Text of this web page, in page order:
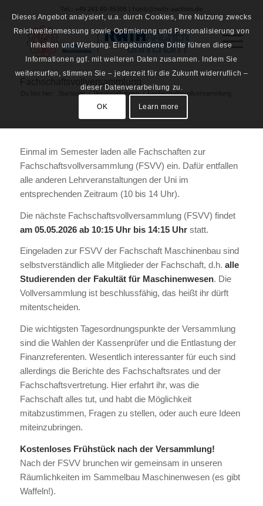
Startseite / Veranstaltungen / Fachschaftsvollversammlung
Einmal im Semester laden alle Fachschaften zur
Fachschaftsvollversammlung (FSVV) ein. Dafür entfallen
alle anderen Lehrveranstaltungen der Uni im
entsprechenden Zeitraum (10 bis 14 Uhr).
Die nächste Fachschaftsvollversammlung (FSVV) findet
am 05.05.2026 ab 10:15 Uhr bis 14:15 Uhr statt.
Eingeladen zur FSVV der Fachschaft Maschinenbau sind
selbstverständlich alle Mitglieder der Fachschaft, d.h. alle
Studierenden der Fakultät für Maschinenwesen. Die
Vollversammlung ist beschlussfähig, das heißt ihr dürft
mitentscheiden.
Die wichtigsten Tagesordnungspunkte der Versammlung
sind die Wahlen der Kassenprüfer und die Entlastung der
Finanzreferenten. Wesentlich interessanter für euch sind
allerdings die Berichte des Fachschaftsrates und der
Fachschaftsvertretung. Hier erfahrt ihr, was die
Fachschaft alles tut, und habt die Möglichkeit
mitabzustimmen, Fragen zu stellen, oder auch eure Ideen
miteinzubringen.
Kostenloses Frühstück nach der Versammlung!
Nach der FSVV brunchen wir gemeinsam in unseren
Räumlichkeiten im Sammelbau Maschinenwesen (es gibt
Waffeln!).
Dieses Angebot analysiert, u.a. durch Cookies, Ihre Nutzung zwecks
Reichweitenmessung sowie Optimierung und Personalisierung von
Inhalten und Werbung. Eingebundene Dritte führen diese
Informationen ggf. mit weiteren Daten zusammen. Indem Sie
weitersurfen, stimmen Sie – jederzeit für die Zukunft widerruflich –
dieser Datenverarbeitung zu.
OK Learn more